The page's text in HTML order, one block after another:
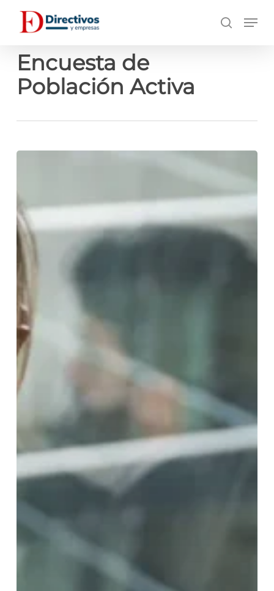
principal
búsqueda
Encuesta de
Población Activa